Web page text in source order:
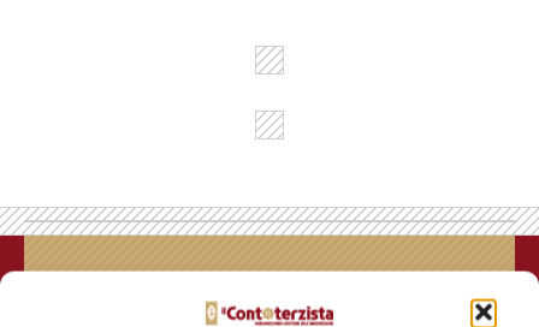
Rimani aggiornato sul mondo